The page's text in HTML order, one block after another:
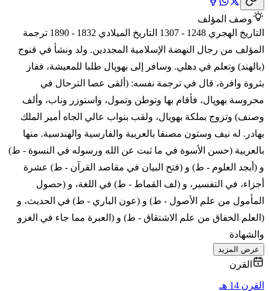
وصف المؤلف
التاريخ الهجري 1248 - 1307 التاريخ الميلادي 1832 - 1890 ترجمة
المؤلف من رجال النهضة الإسلامية المجددين. ولد ونشأ في قنوج
(بالهند) وتعلم في دهلي. وسافر إلى بهوپال طلبا للمعيشة، ففاز
بثروة وافرة، قال في ترجمة نفسه: (ألقى عصا الترحال في
محروسة بهوپال، فأقام بها وتوطن وتمول، واستوزر وناب، وألف
وصنف) وتزوج بملكة بهويال، ولقب بنواب عالي الجاه أمير الملك
بهادر. له نيف وستون مصنفا بالعربية والفارسية والهندسية. منها
بالعربية (حسن الأسوة في ما ثبت عن الله ورسوله في النسوة - ط)
و (أبجد العلوم - ط) و (فتح البيان في مقاصد القرآن - ط) عشرة
أجزاء، في التفسير، و (لف القماط - ط) في اللغة، و (حصول
المأمول من علم الأصول - ط) و (عون الباري - ط) في الحديث، و
(العلم الخفاق من علم الاشتقاق - ط) و (العبرة مما جاء في الغزو
والشهادة
عرض المزيد
القرن
القرن 14 هـ